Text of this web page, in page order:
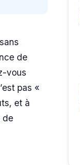
de
vous
pas «
et à
de